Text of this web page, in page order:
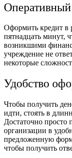
Оперативный
Оформить кредит в
пятнадцать минут,
возникшими
учреждение не
некоторые
Удобство
Чтобы получить
идти, стоять в
Достаточно просто
организации в
предложенную
чтобы получить